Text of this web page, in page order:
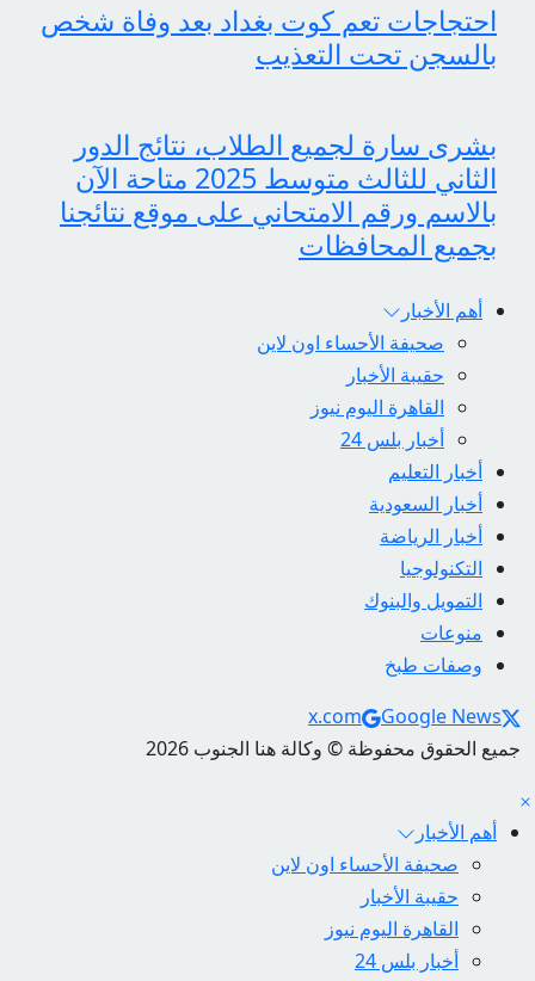
احتجاجات تعم كوت بغداد بعد وفاة شخص
بالسجن تحت التعذيب
بشرى سارة لجميع الطلاب، نتائج الدور
الثاني للثالث متوسط 2025 متاحة الآن
بالاسم ورقم الامتحاني على موقع نتائجنا
بجميع المحافظات
أهم الأخبار
صحيفة الأحساء اون لاين
حقيبة الأخبار
القاهرة اليوم نيوز
أخبار بلس 24
أخبار التعليم
أخبار السعودية
أخبار الرياضة
التكنولوجيا
التمويل والبنوك
منوعات
وصفات طبخ
Social Links
x.com
Google News
جميع الحقوق محفوظة © وكالة هنا الجنوب 2026
أهم الأخبار
صحيفة الأحساء اون لاين
حقيبة الأخبار
القاهرة اليوم نيوز
أخبار بلس 24